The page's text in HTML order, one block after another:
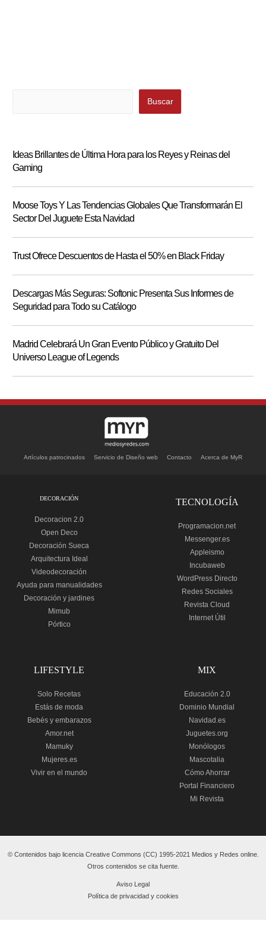
Buscar
Ideas Brillantes de Última Hora para los Reyes y Reinas del
Gaming
Moose Toys Y Las Tendencias Globales Que Transformarán El
Sector Del Juguete Esta Navidad
Trust Ofrece Descuentos de Hasta el 50% en Black Friday
Descargas Más Seguras: Softonic Presenta Sus Informes de
Seguridad para Todo su Catálogo
Madrid Celebrará Un Gran Evento Público y Gratuito Del
Universo League of Legends
Artículos patrocinados Servicio de Diseño web Contacto Acerca de MyR
DECORACIÓN
Decoracion 2.0
Open Deco
Decoración Sueca
Arquitectura Ideal
Videodecoración
Ayuda para manualidades
Decoración y jardines
Mimub
Pórtico
TECNOLOGÍA
Programacion.net
Messenger.es
Appleismo
Incubaweb
WordPress Directo
Redes Sociales
Revista Cloud
Internet Útil
LIFESTYLE
Solo Recetas
Estás de moda
Bebés y embarazos
Amor.net
Mamuky
Mujeres.es
Vivir en el mundo
MIX
Educación 2.0
Dominio Mundial
Navidad.es
Juguetes.org
Monólogos
Mascotalia
Cómo Ahorrar
Portal Financiero
Mi Revista
© Contenidos bajo licencia Creative Commons (CC) 1995-2021 Medios y Redes online.
Otros contenidos se cita fuente.
Aviso Legal
Política de privacidad y cookies